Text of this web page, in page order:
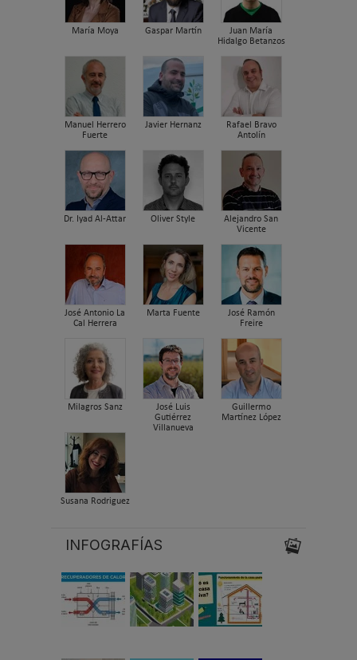
María Moya Gaspar Martín
Juan María
Hidalgo Betanzos
Manuel Herrero
Fuerte
Javier Hernanz
Rafael Bravo
Antolín
Dr. Iyad Al-Attar Oliver Style
Alejandro San
Vicente
José Antonio La
Cal Herrera
Marta Fuente
José Ramón
Freire
Milagros Sanz
José Luis
Gutiérrez
Villanueva
Guillermo
Martínez López
Susana Rodriguez
INFOGRAFÍAS